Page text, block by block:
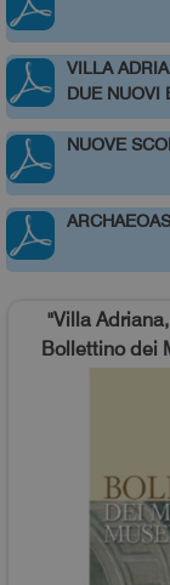
VILLA
DUE NUOVI
NUOVE
"Villa
Bollettino dei
XXXIII, 2015